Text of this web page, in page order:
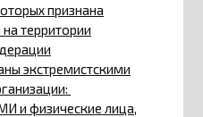
признана
территории
экстремистскими
и физические лица,